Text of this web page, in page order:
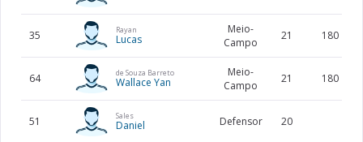
35 Rayan
Lucas
Meio-
Campo
21 180
64 de Souza Barreto
Wallace Yan
Meio-
Campo
21 180
51 Sales
Daniel Defensor 20